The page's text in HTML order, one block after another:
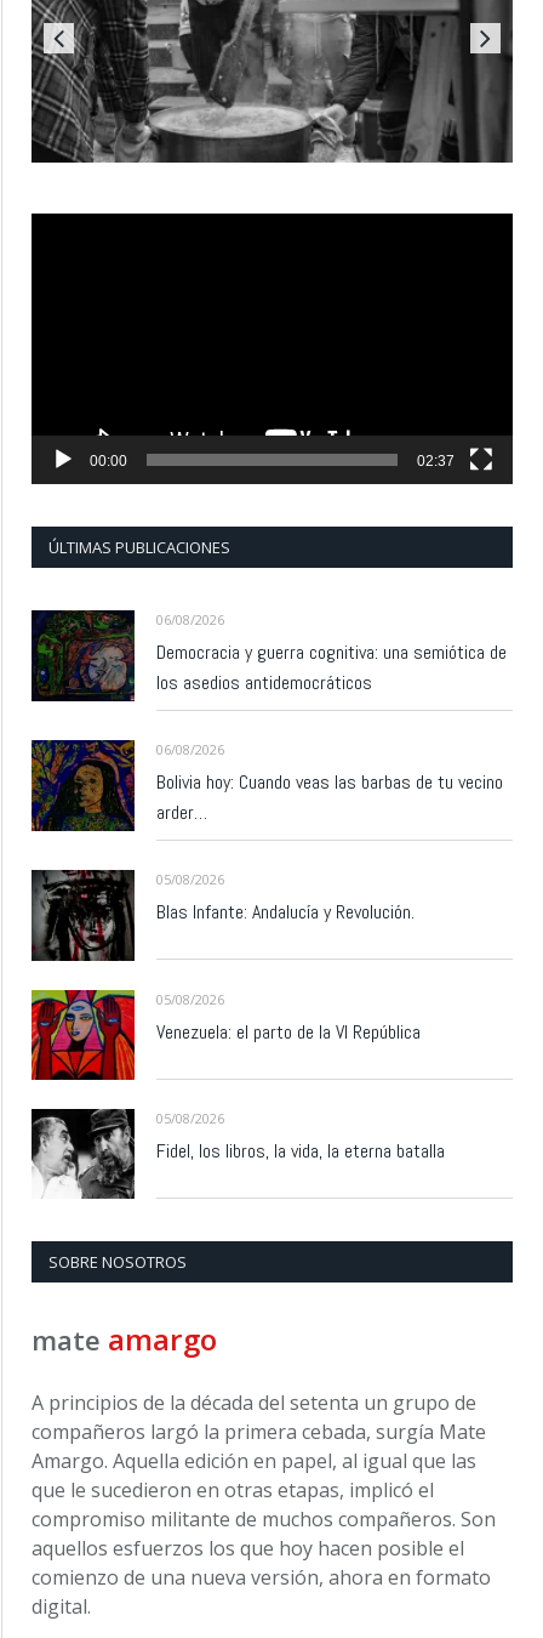
00:00 02:37
ÚLTIMAS PUBLICACIONES
06/08/2026
Democracia y guerra cognitiva: una semiótica de
los asedios antidemocráticos
06/08/2026
Bolivia hoy: Cuando veas las barbas de tu vecino
arder…
05/08/2026
Blas Infante: Andalucía y Revolución.
05/08/2026
Venezuela: el parto de la VI República
05/08/2026
Fidel, los libros, la vida, la eterna batalla
SOBRE NOSOTROS
mate amargo
A principios de la década del setenta un grupo de
compañeros largó la primera cebada, surgía Mate
Amargo. Aquella edición en papel, al igual que las
que le sucedieron en otras etapas, implicó el
compromiso militante de muchos compañeros. Son
aquellos esfuerzos los que hoy hacen posible el
comienzo de una nueva versión, ahora en formato
digital.